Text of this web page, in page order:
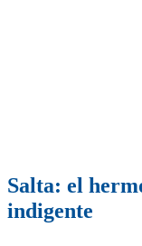
Salta: el
indigente